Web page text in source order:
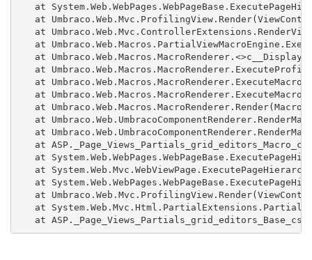
at
at
at
at
at
at
at
at
at
at
at
at
at
at
at
at
at
at